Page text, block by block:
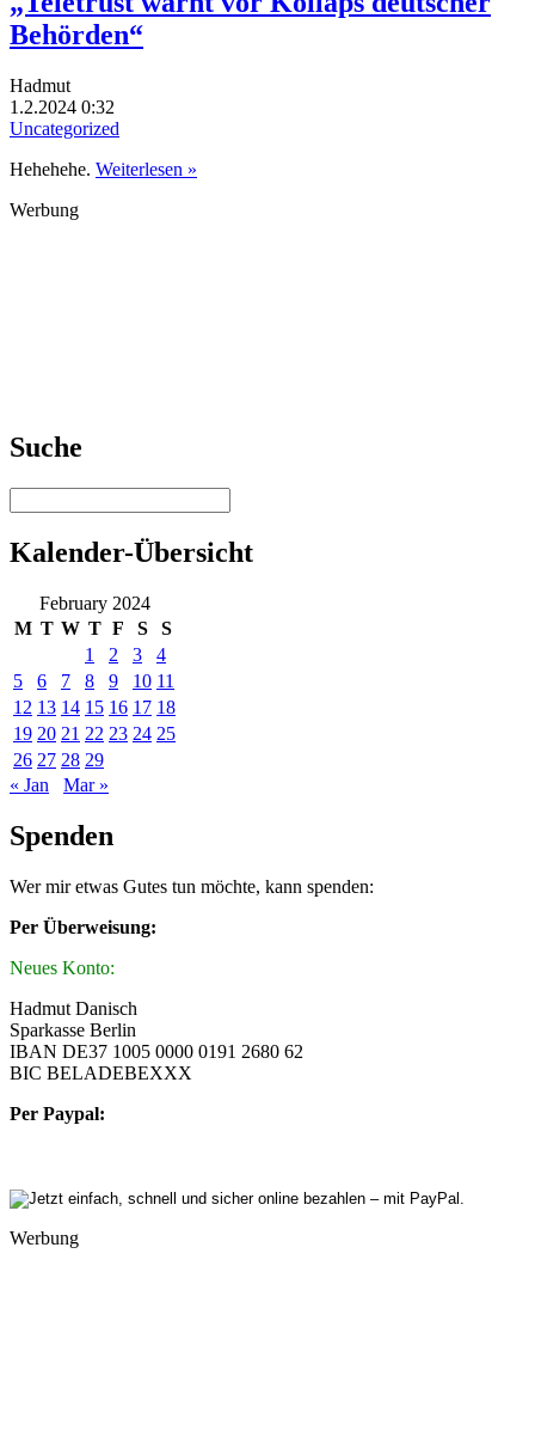
Behörden“
Hadmut
1.2.2024 0:32
Uncategorized
Hehehehe. Weiterlesen »
Werbung
Suche
Kalender-Übersicht
February 2024
M T W T F S
S
1
2 3
4
5
6 7 8 9 10 11
12 13 14 15 16 17 18
19 20 21 22 23 24 25
26 27 28 29
« Jan
Mar »
Spenden
Wer mir etwas Gutes tun möchte, kann spenden:
Per Überweisung:
Neues Konto:
Hadmut Danisch
Sparkasse Berlin
IBAN DE37 1005 0000 0191 2680 62
BIC BELADEBEXXX
Per Paypal:
Werbung